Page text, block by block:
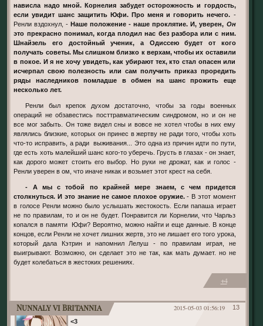
нависла надо мной. Корнелия забудет осторожность и гордость,
если увидит шанс защитить Юфи. Про меня и говорить нечего. -
Ренли вздохнул, -Наше положение - наше проклятие. И, уверен, Он
это прекрасно понимал, когда плодил нас без разбора или с ним.
Шнайзель его достойный ученик, а Одиссею будет от кого
получать советы. Мы слишком близко к верхам, чтобы их оставили
в покое. И я не хочу увидеть, как убирают тех, кто стал опасен или
исчерпал свою полезность или сам получить приказ проредить
ряды наследников помладше в обмен на шанс прожить еще
несколько лет.
Ренли был крепок духом достаточно, чтобы за годы военных
операций не обзавестись посттравматическим синдромом, но и он не
все мог забыть. Он тоже видел сны и вовсе не хотел чтобы в них ему
являлись близкие, которых он принес в жертву не ради того, чтобы хоть
что-то исправить, а ради выживания... Это одна из причин идти по пути,
где есть хоть малейший шанс кого-то уберечь. Грусть в глазах - он знает,
как дорого может стоить его выбор. Но руки не дрожат, как и голос -
Ренли уверен в ом, что иначе никак и возьмет этот крест на себя.
- А мы с тобой по крайней мере знаем, с чем придется
столкнуться. И это знание не самое плохое оружие.- В этот момент
в голосе Ренли можно было услышать жестокость. Если папаша играет
не по правилам, то и он не будет. Понравится ли Корнелии, что Чарльз
копался в памяти Юфи? Вероятно, можно найти и еще данные. В конце
концов, если Ренли не хочет лишних жертв, это не лишает его того урока,
который дала Кэтрин и напомнил Лелуш - по правилам играя, не
выигрывают. Возможно, он сделает это не так, как мать думает. но не
будет колебаться в жестоких решениях.
+4
13
2015-05-03 01:56:19
Nunnaly vi Britannia
<3